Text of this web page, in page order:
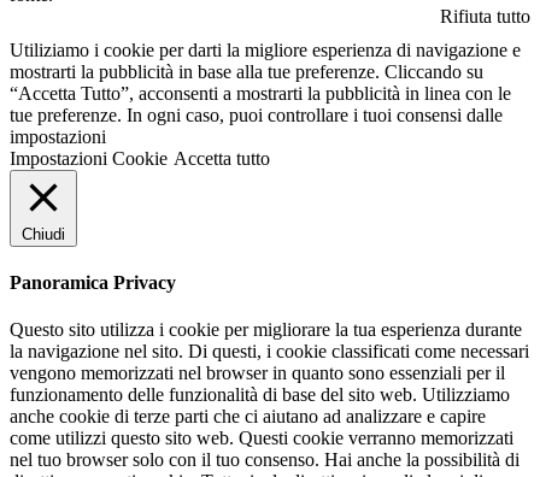
Rifiuta tutto
Utiliziamo i cookie per darti la migliore esperienza di navigazione e
mostrarti la pubblicità in base alla tue preferenze. Cliccando su
“Accetta Tutto”, acconsenti a mostrarti la pubblicità in linea con le
tue preferenze. In ogni caso, puoi controllare i tuoi consensi dalle
impostazioni
Impostazioni Cookie Accetta tutto
Chiudi
Panoramica Privacy
Questo sito utilizza i cookie per migliorare la tua esperienza durante
la navigazione nel sito. Di questi, i cookie classificati come necessari
vengono memorizzati nel browser in quanto sono essenziali per il
funzionamento delle funzionalità di base del sito web. Utilizziamo
anche cookie di terze parti che ci aiutano ad analizzare e capire
come utilizzi questo sito web. Questi cookie verranno memorizzati
nel tuo browser solo con il tuo consenso. Hai anche la possibilità di